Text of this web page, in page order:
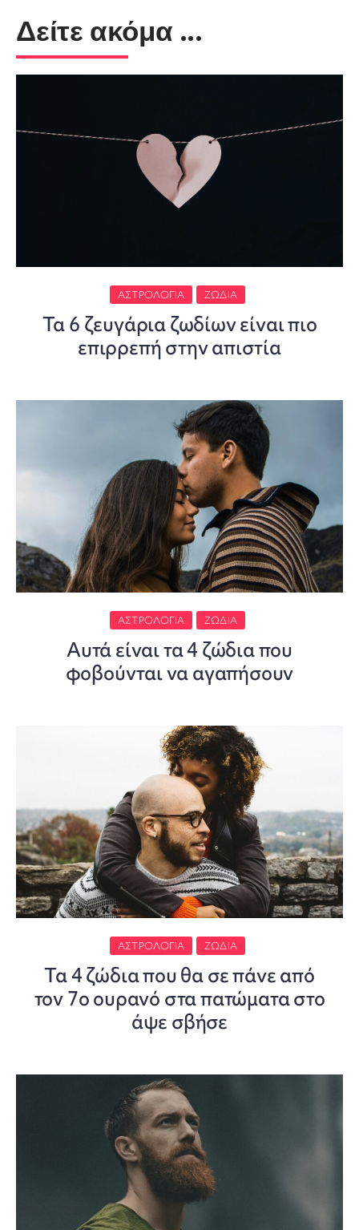
Δείτε ακόμα ...
ΑΣΤΡΟΛΟΓΊΑ ΖΏΔΙΑ
Τα 6 ζευγάρια ζωδίων είναι πιο
επιρρεπή στην απιστία
ΑΣΤΡΟΛΟΓΊΑ ΖΏΔΙΑ
Αυτά είναι τα 4 ζώδια που
φοβούνται να αγαπήσουν
ΑΣΤΡΟΛΟΓΊΑ ΖΏΔΙΑ
Τα 4 ζώδια που θα σε πάνε από
τον 7ο ουρανό στα πατώματα στο
άψε σβήσε